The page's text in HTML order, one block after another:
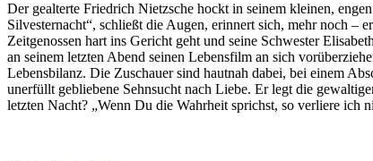
Der gealterte Friedrich Nietzsche hockt in seinem kleinen,
Silvesternacht“, schließt die Augen, erinnert sich, mehr noch –
Zeitgenossen hart ins Gericht geht und seine Schwester
an seinem letzten Abend seinen Lebensfilm an sich
Lebensbilanz. Die Zuschauer sind hautnah dabei, bei einem
unerfüllt gebliebene Sehnsucht nach Liebe. Er legt die
letzten Nacht? „Wenn Du die Wahrheit sprichst, so verliere ich